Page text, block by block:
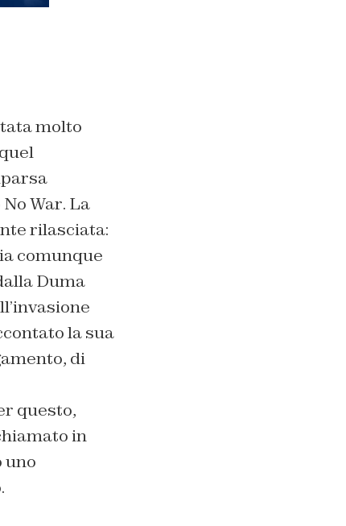
molto
No War. La
rilasciata:
comunque
Duma
la sua
di
questo,
in
uno